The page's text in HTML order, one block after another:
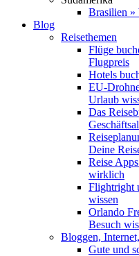
Brasilien »
Blog
Reisethemen
Flüge
Flugpreis
Hotels
EU-
Urlaub
Das
Deine
Reise
wirklich
Flightright
wissen
Orlando
Besuch
Bloggen,
Gute und